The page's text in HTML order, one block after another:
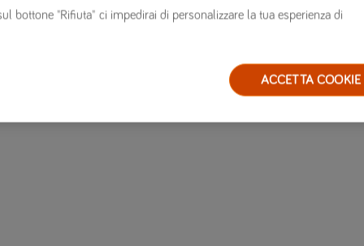
bottone "Rifiuta" ci impedirai di personalizzare la tua esperienza di
ACCETTA COOKIE